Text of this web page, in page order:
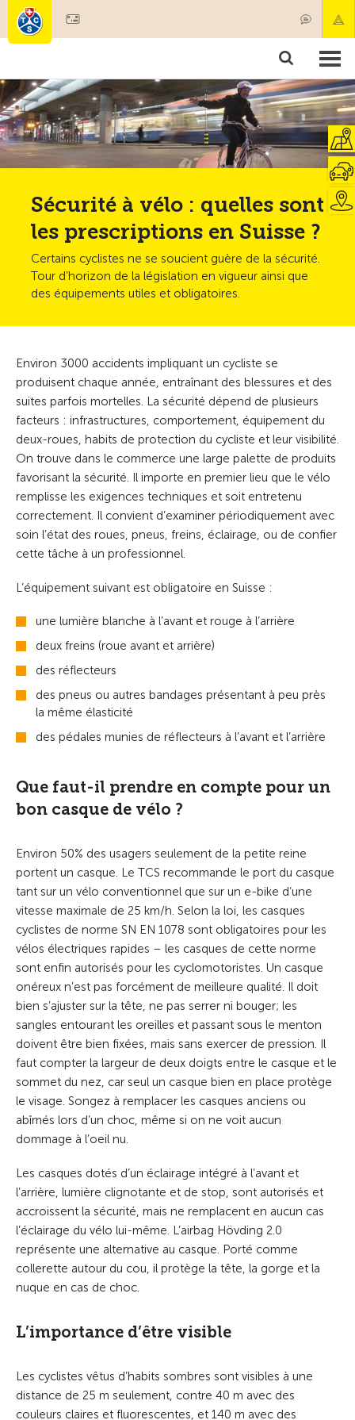
Membres & prestations
Tests, sécurité & santé
Sécurité à vélo : quelles sont
les prescriptions en Suisse ?
Certains cyclistes ne se soucient guère de la sécurité.
Tour d’horizon de la législation en vigueur ainsi que
des équipements utiles et obligatoires.
Environ 3000 accidents impliquant un cycliste se
produisent chaque année, entraînant des blessures et des
suites parfois mortelles. La sécurité dépend de plusieurs
facteurs : infrastructures, comportement, équipement du
deux-roues, habits de protection du cycliste et leur visibilité.
On trouve dans le commerce une large palette de produits
favorisant la sécurité. Il importe en premier lieu que le vélo
remplisse les exigences techniques et soit entretenu
correctement. Il convient d’examiner périodiquement avec
soin l’état des roues, pneus, freins, éclairage, ou de confier
cette tâche à un professionnel.
L’équipement suivant est obligatoire en Suisse :
une lumière blanche à l’avant et rouge à l’arrière
deux freins (roue avant et arrière)
des réflecteurs
des pneus ou autres bandages présentant à peu près
la même élasticité
des pédales munies de réflecteurs à l’avant et l’arrière
Que faut-il prendre en compte pour un
bon casque de vélo ?
Environ 50% des usagers seulement de la petite reine
portent un casque. Le TCS recommande le port du casque
tant sur un vélo conventionnel que sur un e-bike d’une
vitesse maximale de 25 km/h. Selon la loi, les casques
cyclistes de norme SN EN 1078 sont obligatoires pour les
vélos électriques rapides – les casques de cette norme
sont enfin autorisés pour les cyclomotoristes. Un casque
onéreux n’est pas forcément de meilleure qualité. Il doit
bien s’ajuster sur la tête, ne pas serrer ni bouger; les
sangles entourant les oreilles et passant sous le menton
doivent être bien fixées, mais sans exercer de pression. Il
faut compter la largeur de deux doigts entre le casque et le
sommet du nez, car seul un casque bien en place protège
le visage. Songez à remplacer les casques anciens ou
abîmés lors d’un choc, même si on ne voit aucun
dommage à l’oeil nu.
Les casques dotés d’un éclairage intégré à l’avant et
l’arrière, lumière clignotante et de stop, sont autorisés et
accroissent la sécurité, mais ne remplacent en aucun cas
l’éclairage du vélo lui-même. L’airbag Hövding 2.0
représente une alternative au casque. Porté comme
collerette autour du cou, il protège la tête, la gorge et la
nuque en cas de choc.
L’importance d’être visible
Les cyclistes vêtus d’habits sombres sont visibles à une
distance de 25 m seulement, contre 40 m avec des
couleurs claires et fluorescentes, et 140 m avec des